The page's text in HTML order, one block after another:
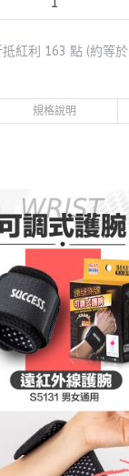
紅利 163 點 (約等於
規格說明